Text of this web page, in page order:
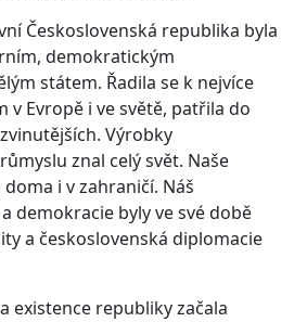
Československá republika byla
demokratickým
státem. Řadila se k nejvíce
v Evropě i ve světě, patřila do
Výrobky
znal celý svět. Naše
i v zahraničí. Náš
demokracie byly ve své době
a československá diplomacie
existence republiky začala